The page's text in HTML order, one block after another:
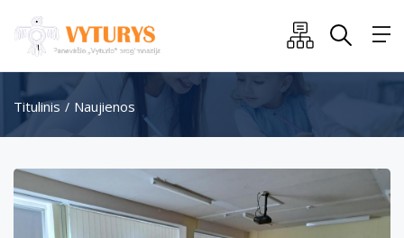
Titulinis Naujienos